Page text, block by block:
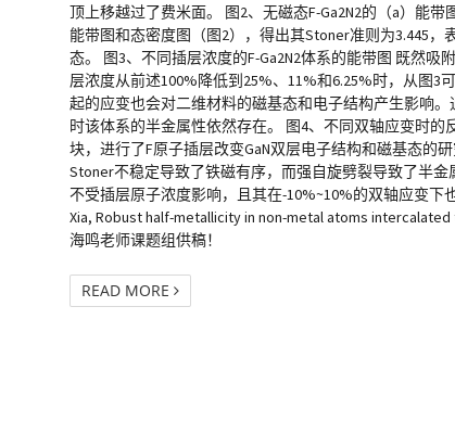
顶上移越过了费米面。 图2、无磁态F-Ga2N2的（a）能
能带图和态密度图（图2），得出其Stoner准则为3.445
态。 图3、不同插层浓度的F-Ga2N2体系的能带图 既然
层浓度从前述100%降低到25%、11%和6.25%时，从图
起的应变也会对二维材料的磁基态和电子结构产生影响
时该体系的半金属性依然存在。 图4、不同双轴应变时的
块，进行了F原子插层改变GaN双层电子结构和磁基态的
Stoner不稳定导致了铁磁有序，而强自旋劈裂导致了半
不受插层原子浓度影响，且其在-10%~10%的双轴应变下也
Xia, Robust half-metallicity in non-metal atoms
海鸣老师课题组供稿！
READ MORE